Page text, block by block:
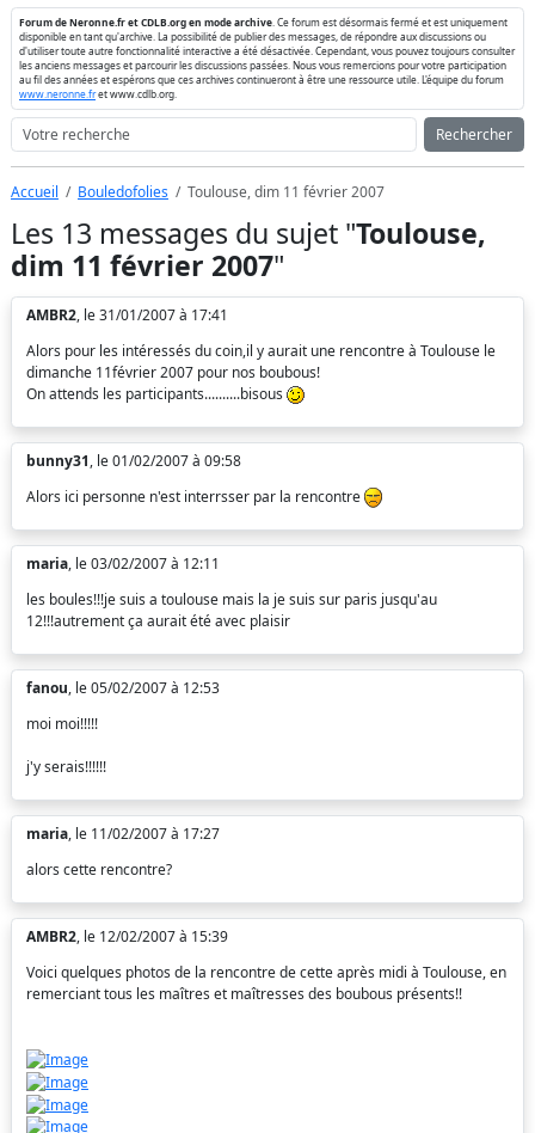
Forum de Neronne.fr et CDLB.org en mode archive . Ce forum est désormais fermé et est uniquement
disponible en tant qu'archive. La possibilité de publier des messages, de répondre aux discussions ou
d'utiliser toute autre fonctionnalité interactive a été désactivée. Cependant, vous pouvez toujours consulter
les anciens messages et parcourir les discussions passées. Nous vous remercions pour votre participation
au fil des années et espérons que ces archives continueront à être une ressource utile. L'équipe du forum
www.neronne.fret www.cdlb.org.
Rechercher
Accueil Bouledofolies Toulouse, dim 11 février 2007
Les 13 messages du sujet "Toulouse,
dim 11 février 2007"
AMBR2, le 31/01/2007 à 17:41
Alors pour les intéressés du coin,il y aurait une rencontre à Toulouse le
dimanche 11février 2007 pour nos boubous!
On attends les participants..........bisous
bunny31, le 01/02/2007 à 09:58
Alors ici personne n'est interrsser par la rencontre
maria, le 03/02/2007 à 12:11
les boules!!!je suis a toulouse mais la je suis sur paris jusqu'au
12!!!autrement ça aurait été avec plaisir
fanou, le 05/02/2007 à 12:53
moi moi!!!!!
j'y serais!!!!!!
maria, le 11/02/2007 à 17:27
alors cette rencontre?
AMBR2, le 12/02/2007 à 15:39
Voici quelques photos de la rencontre de cette après midi à Toulouse, en
remerciant tous les maîtres et maîtresses des boubous présents!!